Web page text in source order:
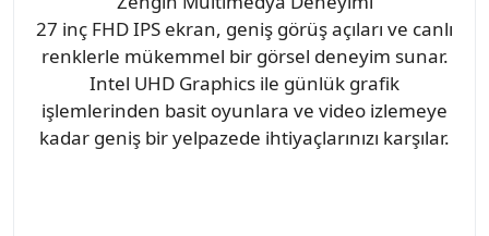
27 inç FHD IPS ekran, geniş görüş açıları ve canlı
renklerle mükemmel bir görsel deneyim sunar.
Intel UHD Graphics ile günlük grafik
işlemlerinden basit oyunlara ve video izlemeye
kadar geniş bir yelpazede ihtiyaçlarınızı karşılar.